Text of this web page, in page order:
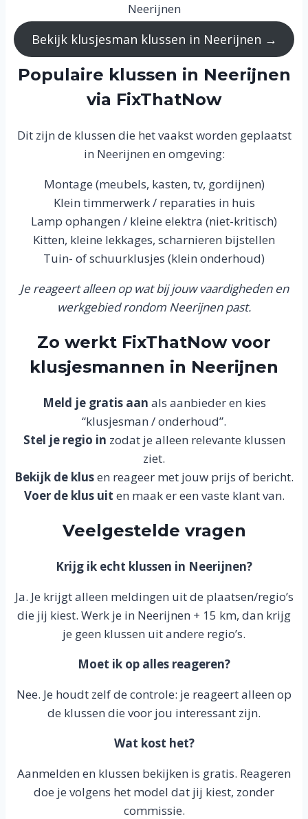
Neerijnen
Bekijk klusjesman klussen in Neerijnen →
Populaire klussen in Neerijnen
via FixThatNow
Dit zijn de klussen die het vaakst worden geplaatst
in Neerijnen en omgeving:
Montage (meubels, kasten, tv, gordijnen)
Klein timmerwerk / reparaties in huis
Lamp ophangen / kleine elektra (niet-kritisch)
Kitten, kleine lekkages, scharnieren bijstellen
Tuin- of schuurklusjes (klein onderhoud)
Je reageert alleen op wat bij jouw vaardigheden en
werkgebied rondom Neerijnen past.
Zo werkt FixThatNow voor
klusjesmannen in Neerijnen
Meld je gratis aan als aanbieder en kies
“klusjesman / onderhoud”.
Stel je regio in zodat je alleen relevante klussen
ziet.
Bekijk de klusen reageer met jouw prijs of bericht.
Voer de klus uit en maak er een vaste klant van.
Veelgestelde vragen
Krijg ik echt klussen in Neerijnen?
Ja. Je krijgt alleen meldingen uit de plaatsen/regio’s
die jij kiest. Werk je in Neerijnen + 15 km, dan krijg
je geen klussen uit andere regio’s.
Moet ik op alles reageren?
Nee. Je houdt zelf de controle: je reageert alleen op
de klussen die voor jou interessant zijn.
Wat kost het?
Aanmelden en klussen bekijken is gratis. Reageren
doe je volgens het model dat jij kiest, zonder
commissie.